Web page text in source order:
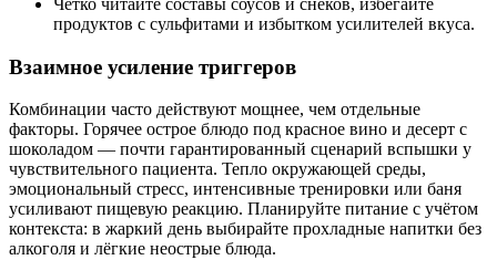
продуктов с сульфитами и избытком усилителей вкуса.
Взаимное усиление триггеров
Комбинации часто действуют мощнее, чем отдельные
факторы. Горячее острое блюдо под красное вино и десерт с
шоколадом — почти гарантированный сценарий вспышки у
чувствительного пациента. Тепло окружающей среды,
эмоциональный стресс, интенсивные тренировки или баня
усиливают пищевую реакцию. Планируйте питание с учётом
контекста: в жаркий день выбирайте прохладные напитки без
алкоголя и лёгкие неострые блюда.